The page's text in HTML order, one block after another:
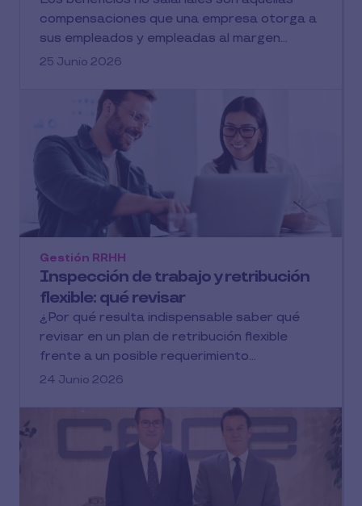
compensaciones que una empresa otorga a
sus empleados y empleadas al margen...
25 Junio 2026
Inspección de trabajo y retribución
flexible: qué revisar
Gestión RRHH
¿Por qué resulta indispensable saber qué
revisar en un plan de retribución flexible
frente a un posible requerimiento...
24 Junio 2026